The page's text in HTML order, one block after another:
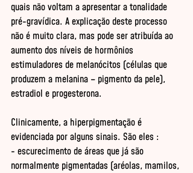
quais não voltam a apresentar a tonalidade
pré-gravídica. A explicação deste processo
não é muito clara, mas pode ser atribuída ao
aumento dos níveis de hormônios
estimuladores de melanócitos (células que
produzem a melanina – pigmento da pele),
estradiol e progesterona.
Clinicamente, a hiperpigmentação é
evidenciada por alguns sinais. São eles :
- escurecimento de áreas que já são
normalmente pigmentadas (aréolas, mamilos,